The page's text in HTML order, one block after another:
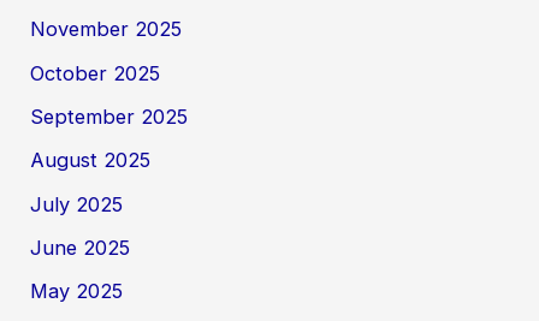
November 2025
October 2025
September 2025
August 2025
July 2025
June 2025
May 2025